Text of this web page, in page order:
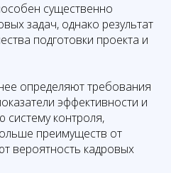
существенно
задач, однако результат
подготовки проекта и
определяют требования
эффективности и
контроля,
преимуществ от
вероятность кадровых